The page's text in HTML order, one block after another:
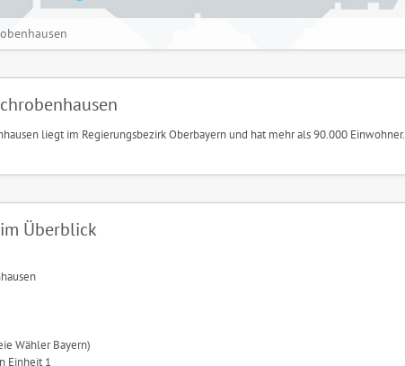
liegt im Regierungsbezirk Oberbayern und hat mehr als 90.000 Einwohner.
Überblick
Wähler Bayern)
Einheit 1